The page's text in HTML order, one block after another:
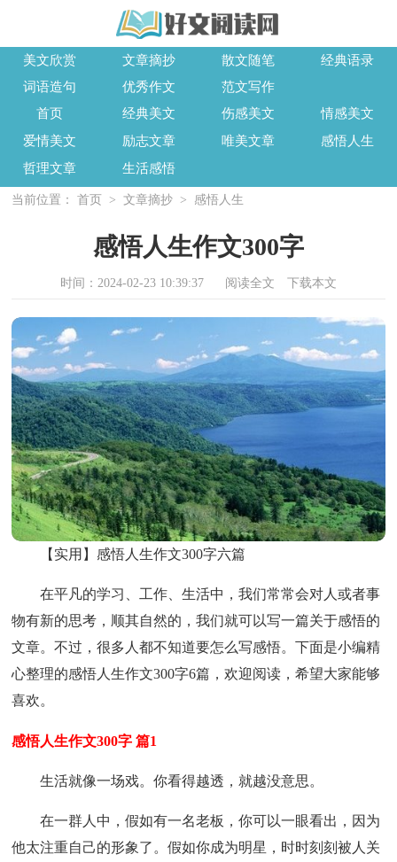
美文欣赏 文章摘抄 散文随笔
经典语录
词语造句
优秀作文
范文写作
首页
经典美文 伤感美文
情感美文
爱情美文
励志文章 唯美文章
感悟人生
哲理文章
生活感悟
当前位置： 首页 > 文章摘抄 > 感悟人生
感悟人生作文300字
时间：2024-02-23 10:39:37 阅读全文 下载本文
【实用】感悟人生作文300字六篇
在平凡的学习、工作、生活中，我们常常会对人或者事
物有新的思考，顺其自然的，我们就可以写一篇关于感悟的
文章。不过，很多人都不知道要怎么写感悟。下面是小编精
心整理的感悟人生作文300字6篇，欢迎阅读，希望大家能够
喜欢。
感悟人生作文300字 篇1
生活就像一场戏。你看得越透，就越没意思。
在一群人中，假如有一名老板，你可以一眼看出，因为
他太注重自己的形象了。假如你成为明星，时时刻刻被人关